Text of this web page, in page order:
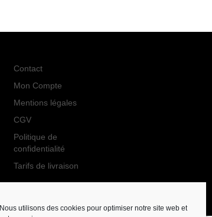
Nous utilisons des cookies pour optimiser notre site web et
Contact
Mon Compte
Mentions légales
CGV
Politique de
confidentialité
Tarifs de livraison